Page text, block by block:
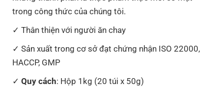
trong công thức của chúng tôi.
Thân thiện với người ăn chay
Sản xuất trong cơ sở đạt chứng nhận ISO 22000,
HACCP, GMP
Quy cách: Hộp 1kg (20 túi x 50g)